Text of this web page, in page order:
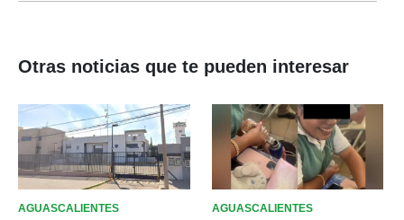
Otras noticias que te pueden interesar
AGUASCALIENTES AGUASCALIENTES